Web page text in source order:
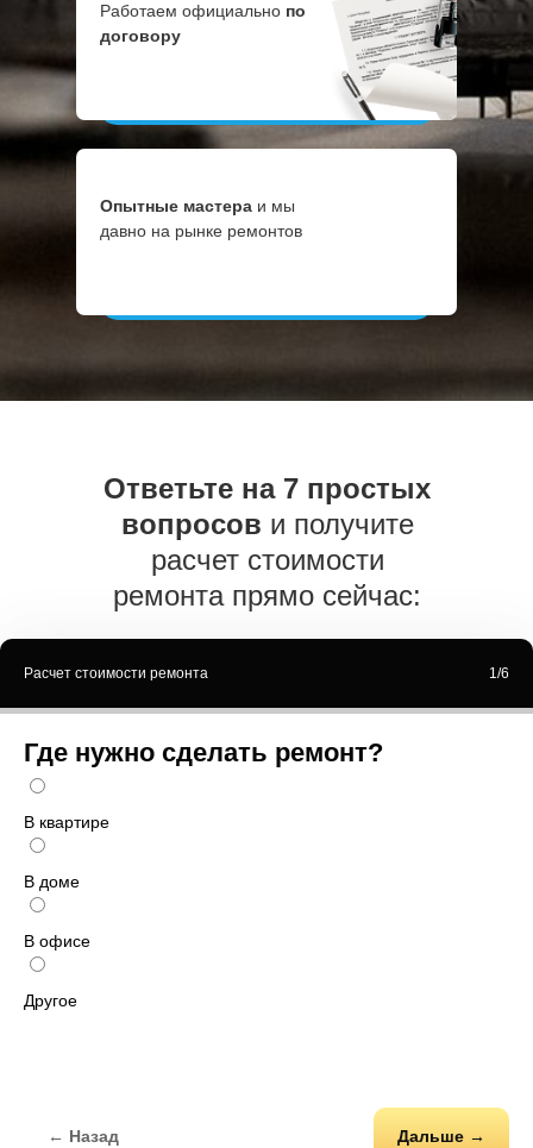
Работаем официально по
договору
Опытные мастера и мы
давно на рынке ремонтов
Ответьте на 7 простых
вопросов и получите
расчет стоимости
ремонта прямо сейчас:
Расчет стоимости ремонта 1/6
Где нужно сделать ремонт?
В квартире
В доме
В офисе
Другое
← Назад Дальше →